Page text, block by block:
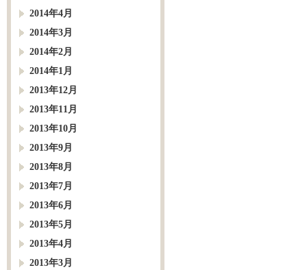
2014年4月
2014年3月
2014年2月
2014年1月
2013年12月
2013年11月
2013年10月
2013年9月
2013年8月
2013年7月
2013年6月
2013年5月
2013年4月
2013年3月